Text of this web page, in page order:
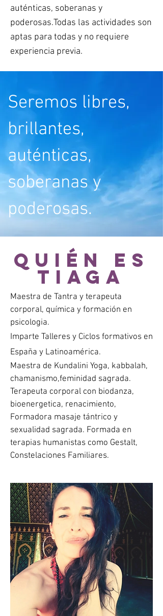
auténticas, soberanas y
poderosas.Todas las actividades son
aptas para todas y no requiere
experiencia previa.
Seremos libres,
brillantes,
auténticas,
soberanas y
poderosas.
Quién es
Tiaga
Maestra de Tantra y terapeuta
corporal, química y formación en
psicologia.
Imparte Talleres y Ciclos formativos en
España y Latinoamérica.
Maestra de Kundalini Yoga, kabbalah,
chamanismo,feminidad sagrada.
Terapeuta corporal con biodanza,
bioenergetica, renacimiento,
Formadora masaje tántrico y
sexualidad sagrada. Formada en
terapias humanistas como Gestalt,
Constelaciones Familiares.